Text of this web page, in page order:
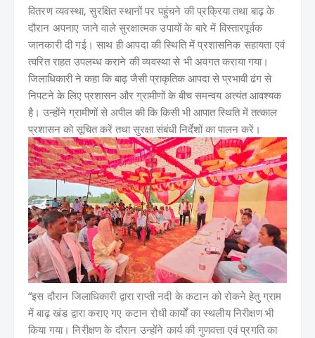
वितरण व्यवस्था, सुरक्षित स्थानों पर पहुंचने की प्रक्रिया तथा बाढ़ के
दौरान अपनाए जाने वाले सुरक्षात्मक उपायों के बारे में विस्तारपूर्वक
जानकारी दी गई। साथ ही आपदा की स्थिति में प्रशासनिक सहायता एवं
त्वरित राहत उपलब्ध कराने की व्यवस्था से भी अवगत कराया गया।
जिलाधिकारी ने कहा कि बाढ़ जैसी प्राकृतिक आपदा से प्रभावी ढंग से
निपटने के लिए प्रशासन और ग्रामीणों के बीच समन्वय अत्यंत आवश्यक
है। उन्होंने ग्रामीणों से अपील की कि किसी भी आपात स्थिति में तत्काल
प्रशासन को सूचित करें तथा सुरक्षा संबंधी निर्देशों का पालन करें।
“इस दौरान जिलाधिकारी द्वारा राप्ती नदी के कटान को रोकने हेतु ग्राम
में बाढ़ खंड द्वारा कराए गए कटान रोधी कार्यों का स्थलीय निरीक्षण भी
किया गया। निरीक्षण के दौरान उन्होंने कार्य की गुणवत्ता एवं प्रगति का